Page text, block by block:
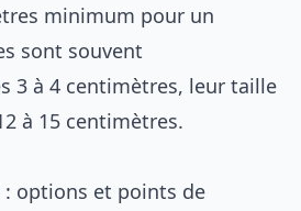
minimum pour un
sont souvent
3 à 4 centimètres, leur taille
à 15 centimètres.
: options et points de